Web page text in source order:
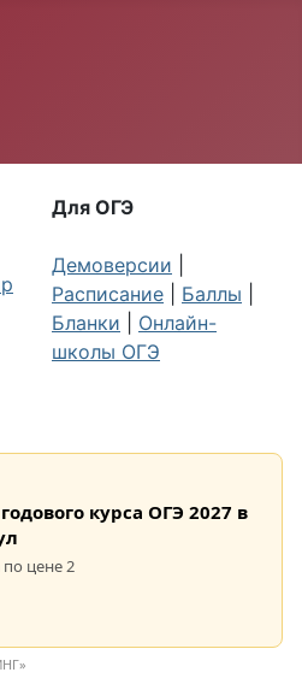
Для ОГЭ
Демоверсии
Расписание
Баллы
Бланки
Онлайн-
школы ОГЭ
курса ОГЭ 2027 в
цене 2